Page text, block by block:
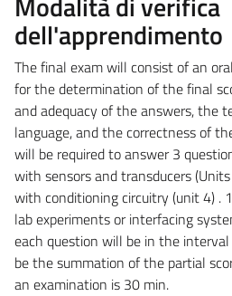
dell'apprendimento
The final exam will consist of an
for the determination of the final
and adequacy of the answers, the
language, and the correctness of
will be required to answer 3
with sensors and transducers
with conditioning circuitry (unit 4) .
lab experiments or interfacing
each question will be in the
be the summation of the partial
an examination is 30 min.